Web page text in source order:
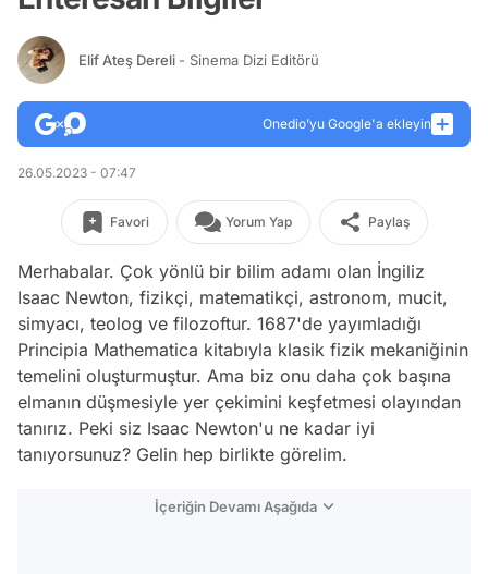
Elif Ateş Dereli - Sinema Dizi Editörü
Onedio’yu Google'a ekleyin
26.05.2023 - 07:47
Favori Yorum Yap Paylaş
Merhabalar. Çok yönlü bir bilim adamı olan İngiliz
Isaac Newton, fizikçi, matematikçi, astronom, mucit,
simyacı, teolog ve filozoftur. 1687'de yayımladığı
Principia Mathematica kitabıyla klasik fizik mekaniğinin
temelini oluşturmuştur. Ama biz onu daha çok başına
elmanın düşmesiyle yer çekimini keşfetmesi olayından
tanırız. Peki siz Isaac Newton'u ne kadar iyi
tanıyorsunuz? Gelin hep birlikte görelim.
İçeriğin Devamı Aşağıda